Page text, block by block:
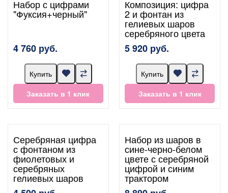
Набор с цифрами
"Фуксия+черный"
4 760 руб.
Купить
Заказать в 1 клик
Композиция: цифра
2 и фонтан из
гелиевых шаров
серебряного цвета
5 920 руб.
Купить
Заказать в 1 клик
Серебряная цифра
с фонтаном из
фиолетовых и
серебряных
гелиевых шаров
Набор из шаров в
сине-черно-белом
цвете с серебряной
цифрой и синим
трактором